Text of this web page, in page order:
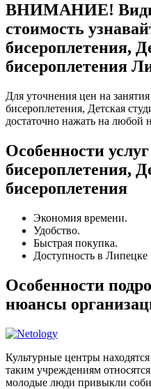
ВНИМАНИЕ! Виды
стоимость
бисероплетения,
бисероплетения
Для уточнения цен на
бисероплетения, Детская
достаточно нажать на любой
Особенности
бисероплетения,
бисероплетения
Экономия времени.
Удобство.
Быстрая покупка.
Доступность в Липецке
Особенности
нюансы
Культурные центры
таким учреждениям
молодые люди привыкли